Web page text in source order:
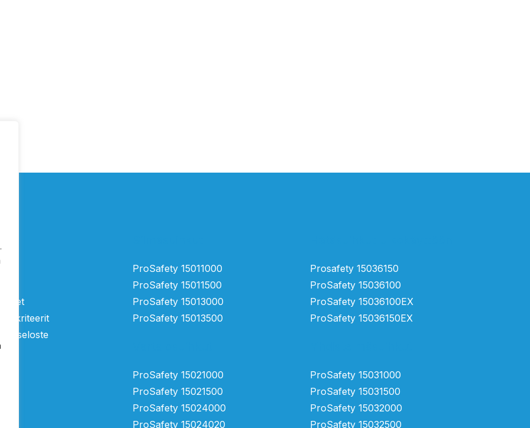
ProSafety 15011000
ProSafety 15011500
ProSafety 15013000
ProSafety 15013500
ProSafety 15021000
ProSafety 15021500
ProSafety 15024000
ProSafety 15024020
Prosafety 15036150
ProSafety 15036100
ProSafety 15036100EX
ProSafety 15036150EX
ProSafety 15031000
ProSafety 15031500
ProSafety 15032000
ProSafety 15032500